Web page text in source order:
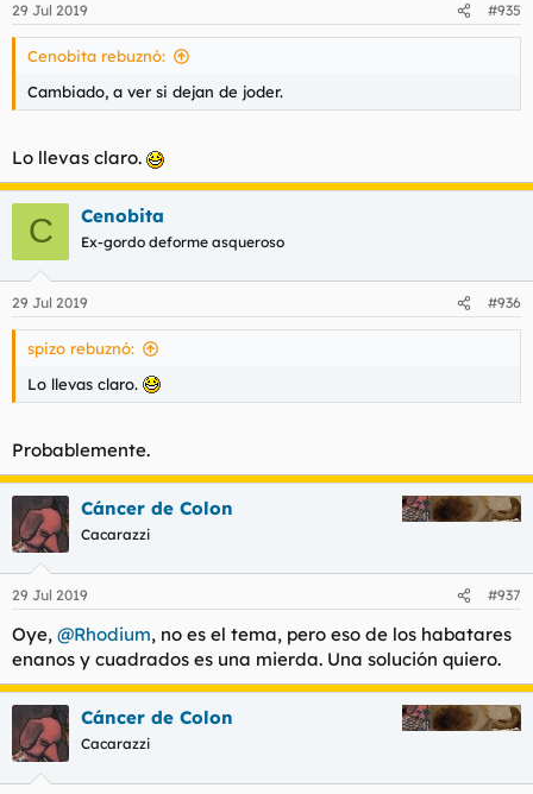
29 Jul 2019 #935
Cenobita rebuznó:
Cambiado, a ver si dejan de joder.
Lo llevas claro.
C Cenobita
Ex-gordo deforme asqueroso
29 Jul 2019 #936
spizo rebuznó:
Lo llevas claro.
Probablemente.
Cáncer de Colon
Cacarazzi
29 Jul 2019 #937
Oye, @Rhodium, no es el tema, pero eso de los habatares
enanos y cuadrados es una mierda. Una solución quiero.
Cáncer de Colon
Cacarazzi